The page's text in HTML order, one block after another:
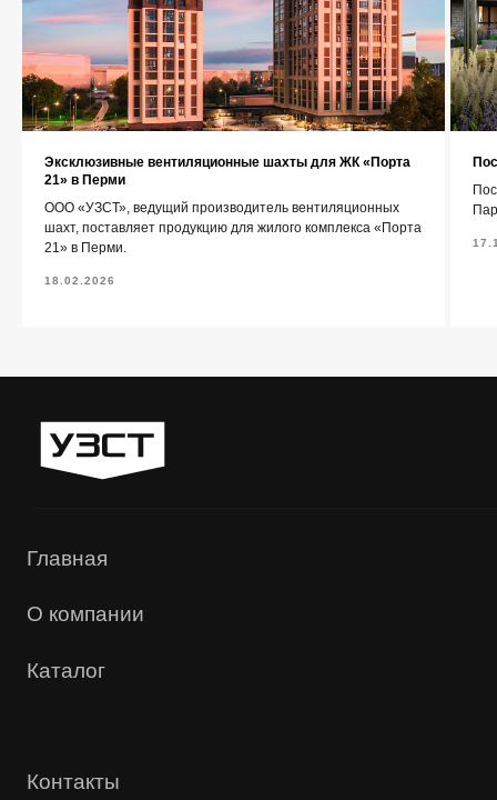
Эксклюзивные вентиляционные шахты для ЖК «Порта
21» в Перми
ООО «УЗСТ», ведущий производитель вентиляционных
шахт, поставляет продукцию для жилого комплекса «Порта
21» в Перми.
18.02.2026
Политика конфиденциальности
Екатеринбург, Гурзуфская 44
+7 (343) 227-22-20
info@1uzst.ru